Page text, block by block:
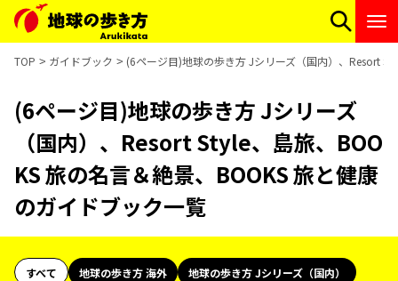
TOP ガイドブック (6ページ目)地球の歩き方 Jシリーズ（国内）、Resort
(6ページ目)地球の歩き方 Jシリーズ
（国内）、Resort Style、島旅、BOO
KS 旅の名言＆絶景、BOOKS 旅と健康
のガイドブック一覧
すべて 地球の歩き方 海外
地球の歩き方 Jシリーズ（国内）